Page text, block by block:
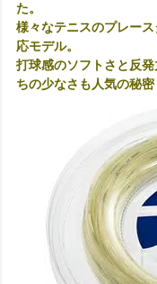
た。
様々なテニスのプレー
応モデル。
打球感のソフトさと反
ちの少なさも人気の秘密